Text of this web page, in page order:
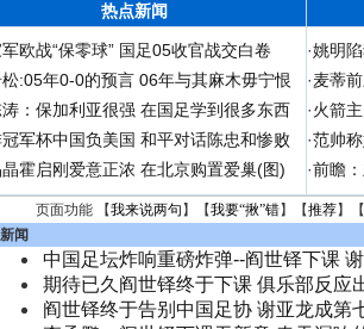
热点新闻
欧战“保零球” 国足05收官战交白卷
松:05年0-0的预言 06年与其麻木毋宁恨
：保加利亚很强 在国足学到很多东西
军杯中国负美国 和平对话陈忠和惨败
霍启刚爱意正浓 在北京购置爱巢(图)
·姚明
·麦蒂
·火箭
·范帅
·前瞻
页面功能 【我来说两句 】【我要“揪”错】【推荐】
闻
中国足坛炸响重磅炸弹--阎世铎下课
期待已久阎世铎终于下课 俱乐部反应
阎世铎终于告别中国足协 谢亚龙成第